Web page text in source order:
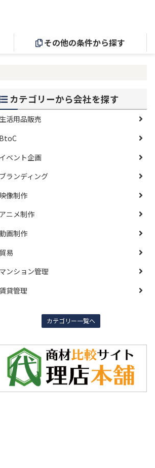
その他の条件から探す
カテゴリーから会社を探す
生活用品販売
BtoC
イベント企画
ブランディング
像制作
アニメ制作
動画制作
貿易
マンション管理
賃貸管理
カテゴリー一覧へ